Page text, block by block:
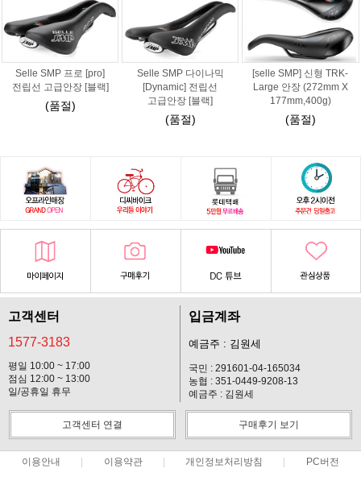
Selle SMP 프로 [pro]
전립선 고급안장 [블랙]
(품절)
Selle SMP 다이나믹
[Dynamic] 전립선
고급안장 [블랙]
(품절)
[selle SMP] 신형 TRK-
Large 안장 (272mm X
177mm,400g)
(품절)
고객센터
1577-3183
평일 10:00 ~ 17:00
점심 12:00 ~ 13:00
일/공휴일 휴무
입금계좌
예금주 : 김원세
국민 : 291601-04-165034
농협 : 351-0449-9208-13
예금주 : 김원세
고객센터 연결 구매후기 보기
이용안내 이용약관 개인정보처리방침 PC버전